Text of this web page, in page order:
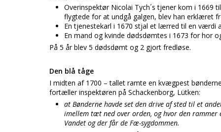
Overinspektør Nicolai Tych´s tjener kom i 1669
flygtede for at undgå galgen, blev han erklæret
En tjenestekarl i 1670 stjal et lærred til en værdi
En mand og kvinde dødsdømtes i 1673 for hor
På 5 år blev 5 dødsdømt og 2 gjort fredløse.
Den blå tåge
I midten af 1700 – tallet ramte en kvægpest
fortæller inspektøren på Schackenborg, Lütken:
at Bønderne havde set den drive af sted til et
imellem tæt ned over orden, og hvor den rammer
Vandet og der får de Fæ-sygdommen.